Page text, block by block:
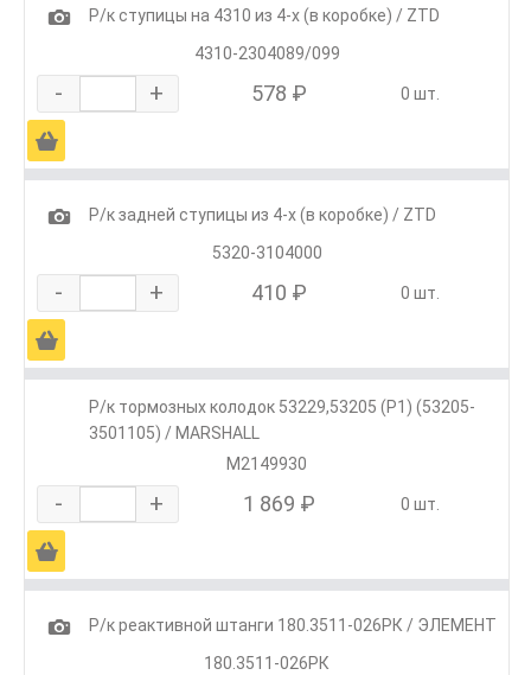
1
Р/к ступицы на 4310 из 4-х (в коробке) / ZTD
4310-2304089/099
- + 578 ₽ 0 шт.
Ä
1
Р/к задней ступицы из 4-х (в коробке) / ZTD
5320-3104000
- + 410 ₽ 0 шт.
Ä
Р/к тормозных колодок 53229,53205 (Р1) (53205-
3501105) / MARSHALL
M2149930
- + 1 869 ₽ 0 шт.
Ä
1
Р/к реактивной штанги 180.3511-026РК / ЭЛЕМЕНТ
180.3511-026РК